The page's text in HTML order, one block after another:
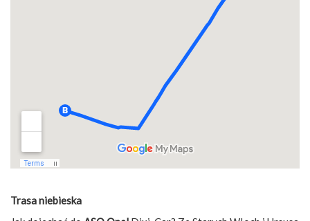
Trasa niebieska